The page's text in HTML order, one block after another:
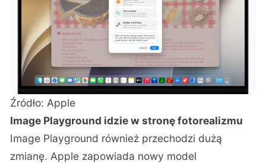
Źródło: Apple
Image Playground idzie w stronę fotorealizmu
Image Playground również przechodzi dużą
zmianę. Apple zapowiada nowy model